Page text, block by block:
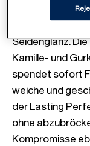
hoher
einem Auftrag
Seidenglanz.
Kamille- und
spendet sofort
weiche und
der Lasting
ohne
Kompromisse